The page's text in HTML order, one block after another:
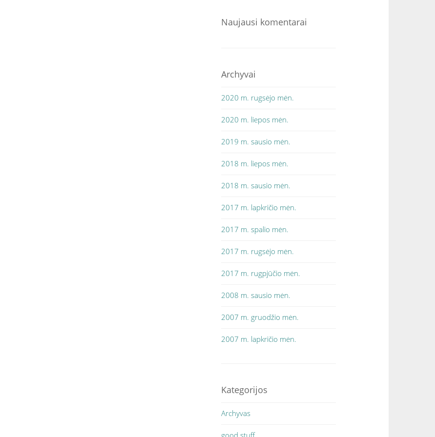
Naujausi komentarai
Archyvai
2020 m. rugsėjo mėn.
2020 m. liepos mėn.
2019 m. sausio mėn.
2018 m. liepos mėn.
2018 m. sausio mėn.
2017 m. lapkričio mėn.
2017 m. spalio mėn.
2017 m. rugsėjo mėn.
2017 m. rugpjūčio mėn.
2008 m. sausio mėn.
2007 m. gruodžio mėn.
2007 m. lapkričio mėn.
Kategorijos
Archyvas
good stuff